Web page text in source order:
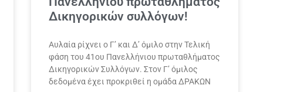
Δικηγορικών συλλόγων!
Αυλαία ρίχνει ο Γ’ και Δ’ όμιλο στην Τελική
φάση του 41ου Πανελλήνιου πρωταθλήματος
Δικηγορικών Συλλόγων. Στον Γ’ όμιλος
δεδομένα έχει προκριθεί η ομάδα ΔΡΑΚΩΝ